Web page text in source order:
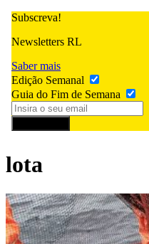
Subscreva!
Newsletters RL
Saber mais
Edição Semanal
Guia do Fim de Semana
lota